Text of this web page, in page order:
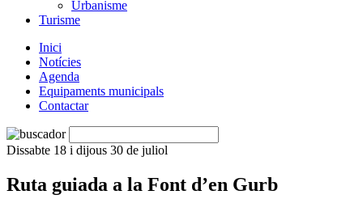
Urbanisme
Turisme
Inici
Notícies
Agenda
Equipaments municipals
Contactar
Dissabte 18 i dijous 30 de juliol
Ruta guiada a la Font d’en Gurb